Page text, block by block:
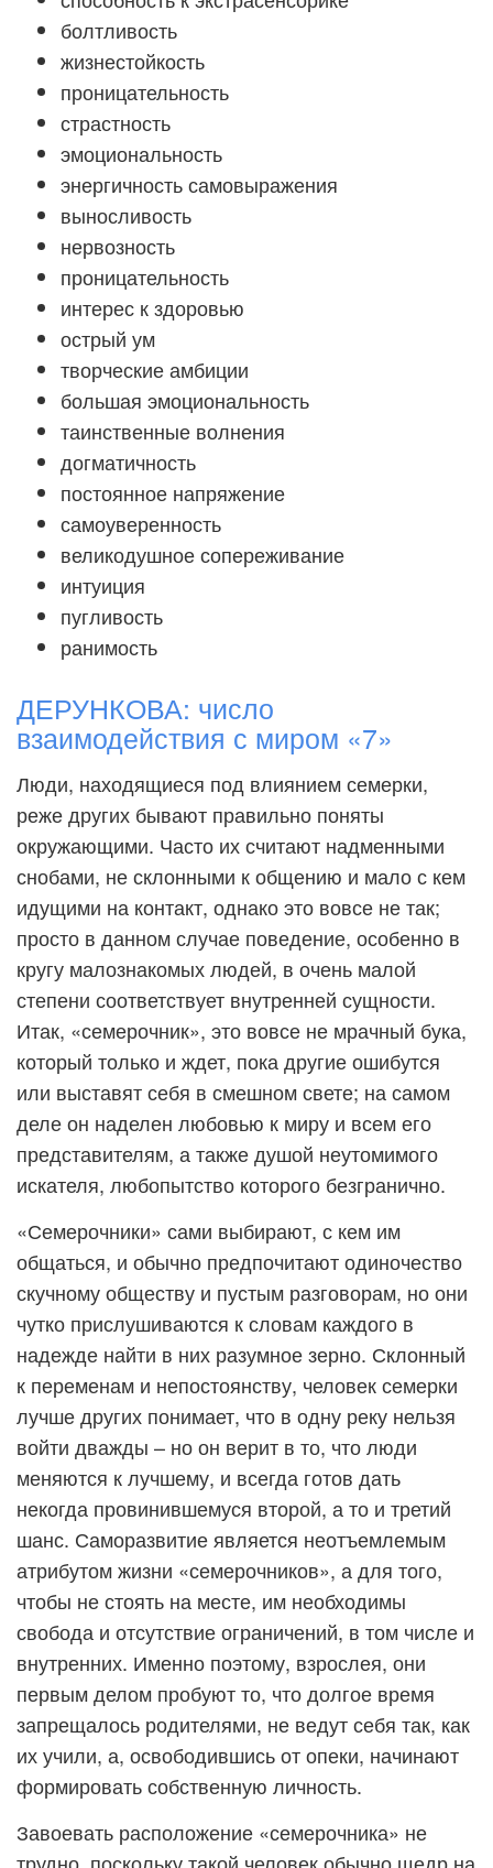
болтливость
жизнестойкость
проницательность
страстность
эмоциональность
энергичность самовыражения
выносливость
нервозность
проницательность
интерес к здоровью
острый ум
творческие амбиции
большая эмоциональность
таинственные волнения
догматичность
постоянное напряжение
самоуверенность
великодушное сопереживание
интуиция
пугливость
ранимость
ДЕРУНКОВА: число
взаимодействия с миром «7»
Люди, находящиеся под влиянием семерки,
реже других бывают правильно поняты
окружающими. Часто их считают надменными
снобами, не склонными к общению и мало с кем
идущими на контакт, однако это вовсе не так;
просто в данном случае поведение, особенно в
кругу малознакомых людей, в очень малой
степени соответствует внутренней сущности.
Итак, «семерочник», это вовсе не мрачный бука,
который только и ждет, пока другие ошибутся
или выставят себя в смешном свете; на самом
деле он наделен любовью к миру и всем его
представителям, а также душой неутомимого
искателя, любопытство которого безгранично.
«Семерочники» сами выбирают, с кем им
общаться, и обычно предпочитают одиночество
скучному обществу и пустым разговорам, но они
чутко прислушиваются к словам каждого в
надежде найти в них разумное зерно. Склонный
к переменам и непостоянству, человек семерки
лучше других понимает, что в одну реку нельзя
войти дважды – но он верит в то, что люди
меняются к лучшему, и всегда готов дать
некогда провинившемуся второй, а то и третий
шанс. Саморазвитие является неотъемлемым
атрибутом жизни «семерочников», а для того,
чтобы не стоять на месте, им необходимы
свобода и отсутствие ограничений, в том числе и
внутренних. Именно поэтому, взрослея, они
первым делом пробуют то, что долгое время
запрещалось родителями, не ведут себя так, как
их учили, а, освободившись от опеки, начинают
формировать собственную личность.
Завоевать расположение «семерочника» не